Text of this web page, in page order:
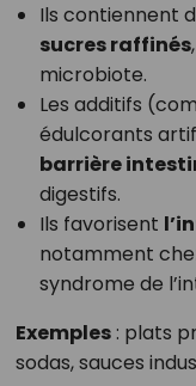
Ils contiennent
sucres raffinés
microbiote.
Les additifs
édulcorants
barrière
digestifs.
Ils favorisent
notamment
syndrome de
Exemples: plats
sodas, sauces